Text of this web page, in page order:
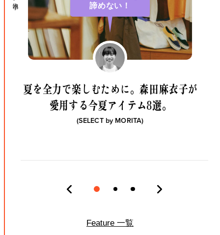
諦めない！
夏を全力で楽しむために。 森田麻衣子が
愛用する今夏アイテム8選。
(SELECT by MORITA)
Feature 一覧